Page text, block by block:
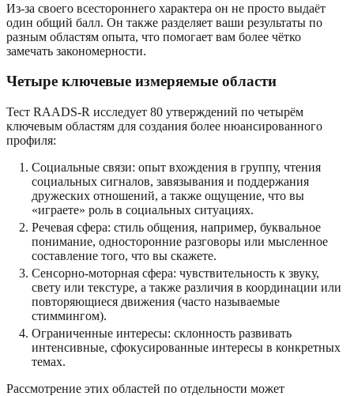
Из-за своего всестороннего характера он не просто выдаёт
один общий балл. Он также разделяет ваши результаты по
разным областям опыта, что помогает вам более чётко
замечать закономерности.
Четыре ключевые измеряемые области
Тест RAADS-R исследует 80 утверждений по четырём
ключевым областям для создания более нюансированного
профиля:
Социальные связи: опыт вхождения в группу, чтения
социальных сигналов, завязывания и поддержания
дружеских отношений, а также ощущение, что вы
«играете» роль в социальных ситуациях.
Речевая сфера: стиль общения, например, буквальное
понимание, односторонние разговоры или мысленное
составление того, что вы скажете.
Сенсорно-моторная сфера: чувствительность к звуку,
свету или текстуре, а также различия в координации или
повторяющиеся движения (часто называемые
стиммингом).
Ограниченные интересы: склонность развивать
интенсивные, сфокусированные интересы в конкретных
темах.
Рассмотрение этих областей по отдельности может